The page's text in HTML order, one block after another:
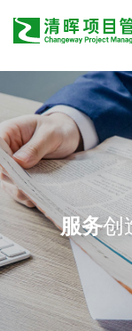
服务创